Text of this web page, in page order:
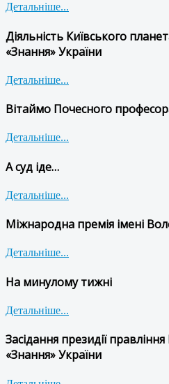
Детальніше...
Діяльність Київського
«Знання» України
Детальніше...
Вітаймо Почесного
Детальніше...
А суд іде…
Детальніше...
Міжнародна премія імені
Детальніше...
На минулому тижні
Детальніше...
Засідання президії
«Знання» України